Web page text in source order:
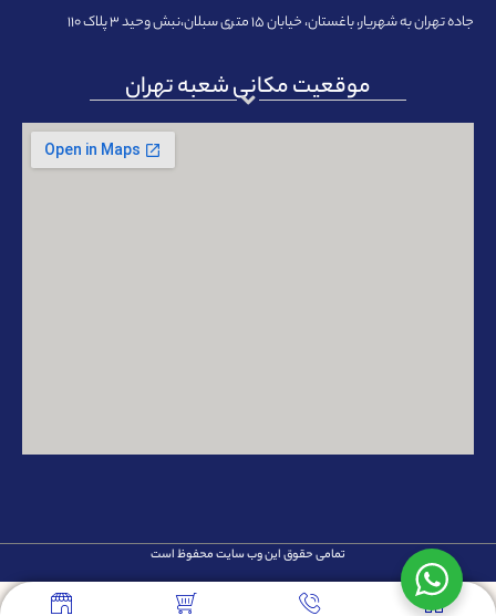
جاده تهران به شهریار، باغستان، خیابان ۱۵ متری سبلان،نبش وحید ۳ پلاک ۱۱۰
موقعیت مکانی شعبه تهران
تمامی حقوق این وب سایت محفوظ است